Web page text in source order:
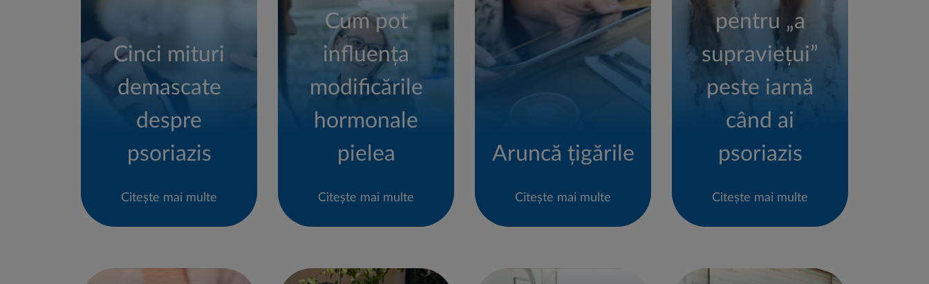
Cinci mituri
demascate
despre
psoriazis
Citește mai multe
Cum pot
influența
modificările
hormonale
pielea
Citește mai multe
Aruncă țigările
Citește mai multe
pentru „a
supraviețui”
peste iarnă
când ai
psoriazis
Citește mai multe